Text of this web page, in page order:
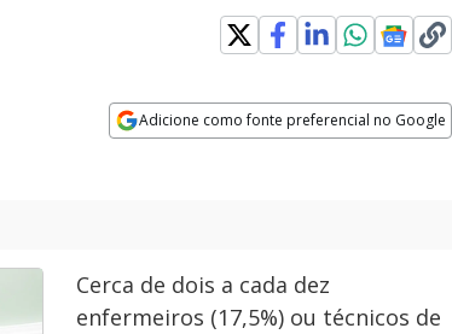
Adicione como fonte preferencial no Google
Cerca de dois a cada dez
enfermeiros (17,5%) ou técnicos de